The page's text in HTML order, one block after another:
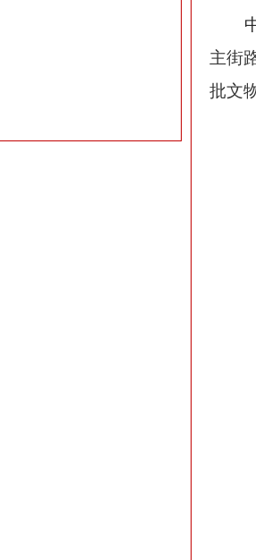
主街
批文